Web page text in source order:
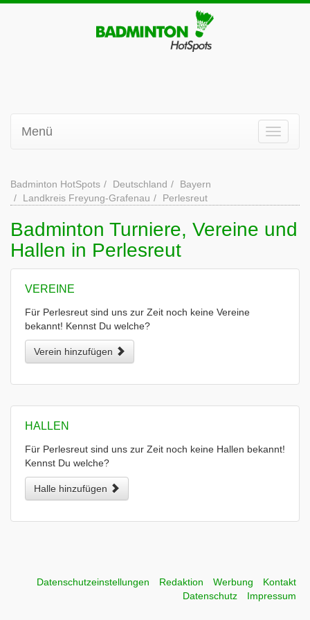
Menü
Badminton HotSpots Deutschland
Bayern
Landkreis Freyung-Grafenau
Perlesreut
Badminton Turniere, Vereine und
Hallen in Perlesreut
VEREINE
Für Perlesreut sind uns zur Zeit noch keine Vereine
bekannt! Kennst Du welche?
Verein hinzufügen
HALLEN
Für Perlesreut sind uns zur Zeit noch keine Hallen bekannt!
Kennst Du welche?
Halle hinzufügen
Datenschutzeinstellungen Redaktion Werbung
Kontakt
Datenschutz
Impressum